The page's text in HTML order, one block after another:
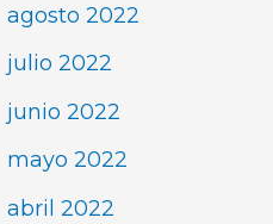
agosto 2022
julio 2022
junio 2022
mayo 2022
abril 2022